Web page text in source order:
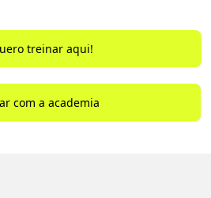
treinar aqui!
com a academia